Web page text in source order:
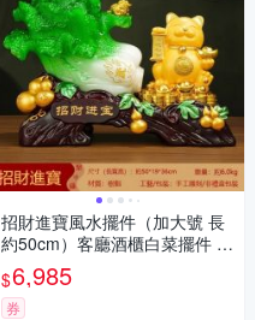
招財進寶風水擺件（加大號 長
約50cm）客廳酒櫃白菜擺件 前
台收銀招財貓擺件 店鋪開業喬
遷禮物
$6,985
券